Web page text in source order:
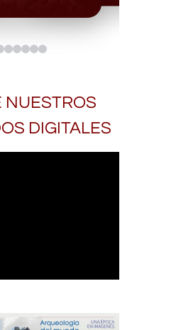
NUESTROS
DIGITALES